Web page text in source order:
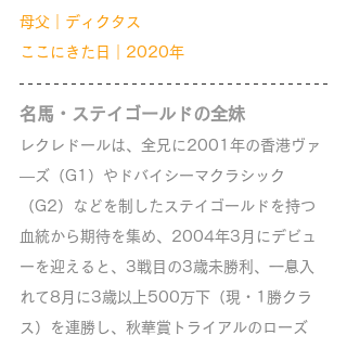
母父｜ディクタス
ここにきた日｜2020年
名馬・ステイゴールドの全妹
レクレドールは、全兄に2001年の香港ヴァ
―ズ（G1）やドバイシーマクラシック
（G2）などを制したステイゴールドを持つ
血統から期待を集め、2004年3月にデビュ
ーを迎えると、3戦目の3歳未勝利、一息入
れて8月に3歳以上500万下（現・1勝クラ
ス）を連勝し、秋華賞トライアルのローズ